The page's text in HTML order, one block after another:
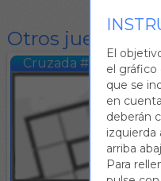
Otros juegos
Cruzada #27
El
el gráfico
que se
en
deberán
izquierda
arriba
Para